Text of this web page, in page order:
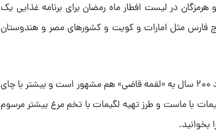
در لیست افطار ماه رمضان برای برنامه غذایی یک
فارس مثل امارات و کویت و کشورهای مصر و هندوستان
این شیرینی ماه رمضانی قدیمی با قدمتی حدود ۲۰۰ سال به «لقمه قاضی» هم مشهور است و بیشتر با چای
با ماست و طرز تهیه لگیمات با تخم مرغ بیشتر مرسوم